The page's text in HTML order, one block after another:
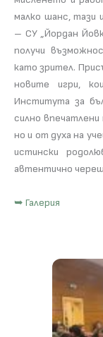
малко шанс, тази
– СУ „Йордан
получи
като зрител.
новите игри,
Института за
силно
но и от духа на
истински
автентично
➥ Галерия